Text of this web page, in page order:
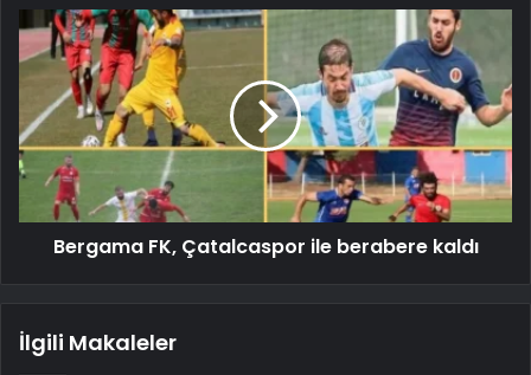
Bergama FK, Çatalcaspor ile berabere kaldı
İlgili Makaleler